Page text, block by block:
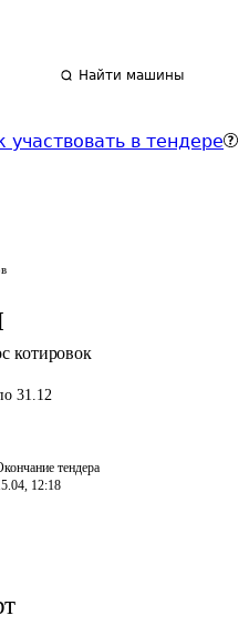
Найти машины
участвовать в тендере
котировок
31.12
тендера
12:18